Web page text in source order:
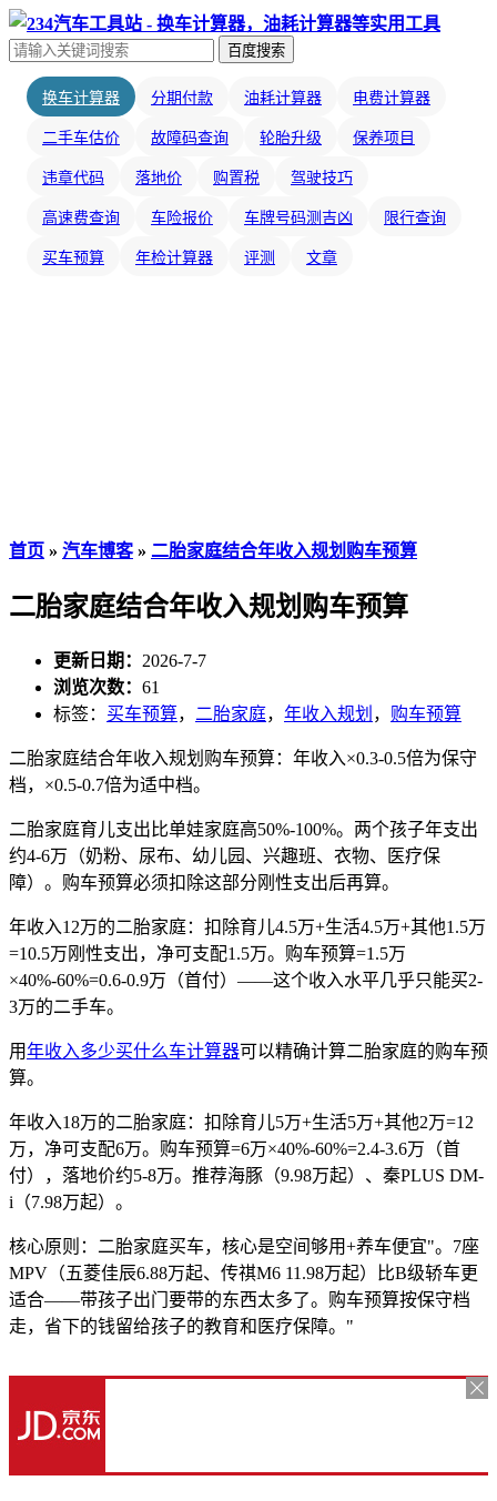
百度搜索
换车计算器 分期付款 油耗计算器 电费计算器
二手车估价 故障码查询 轮胎升级 保养项目
违章代码 落地价 购置税 驾驶技巧
高速费查询 车险报价 车牌号码测吉凶 限行查询
买车预算 年检计算器 评测 文章
首页 » 汽车博客» 二胎家庭结合年收入规划购车预算
二胎家庭结合年收入规划购车预算
更新日期： 2026-7-7
浏览次数： 61
标签： 买车预算， 二胎家庭， 年收入规划 ， 购车预算
二胎家庭结合年收入规划购车预算：年收入×0.3-0.5倍为保守
档，×0.5-0.7倍为适中档。
二胎家庭育儿支出比单娃家庭高50%-100%。两个孩子年支出
约4-6万（奶粉、尿布、幼儿园、兴趣班、衣物、医疗保
障）。购车预算必须扣除这部分刚性支出后再算。
年收入12万的二胎家庭：扣除育儿4.5万+生活4.5万+其他1.5万
=10.5万刚性支出，净可支配1.5万。购车预算=1.5万
×40%-60%=0.6-0.9万（首付）——这个收入水平几乎只能买2-
3万的二手车。
用年收入多少买什么车计算器可以精确计算二胎家庭的购车预
算。
年收入18万的二胎家庭：扣除育儿5万+生活5万+其他2万=12
万，净可支配6万。购车预算=6万×40%-60%=2.4-3.6万（首
付），落地价约5-8万。推荐海豚（9.98万起）、秦PLUS DM-
i（7.98万起）。
核心原则：二胎家庭买车，核心是空间够用+养车便宜"。7座
MPV（五菱佳辰6.88万起、传祺M6 11.98万起）比B级轿车更
适合——带孩子出门要带的东西太多了。购车预算按保守档
走，省下的钱留给孩子的教育和医疗保障。"